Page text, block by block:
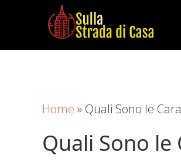
main
primary
footer
Sulla
in
Home » Quali Sono le
Quali Sono